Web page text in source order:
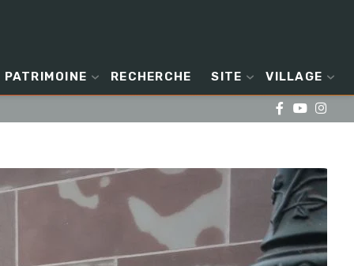
PATRIMOINE RECHERCHE SITE VILLAGE